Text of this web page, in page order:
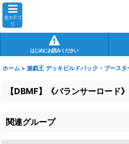
全カテゴ
リ
はじめにお読みください
ホーム > 遊戯王 デッキビルドパック・ブースタ
【DBMF】《バランサーロード》
関連グループ